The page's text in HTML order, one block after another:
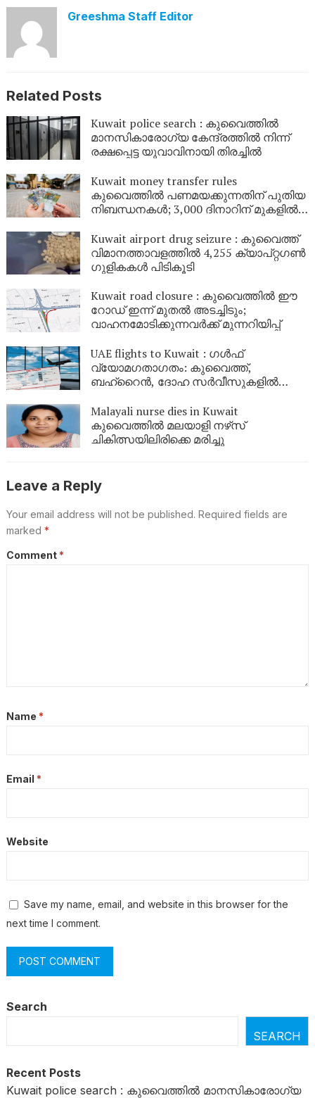
Greeshma Staff Editor
Related Posts
Kuwait police search : കുവൈത്തിൽ
മാനസികാരോഗ്യ കേന്ദ്രത്തിൽ നിന്ന്
രക്ഷപ്പെട്ട യുവാവിനായി തിരച്ചിൽ
Kuwait money transfer rules
കുവൈത്തിൽ പണമയക്കുന്നതിന് പുതിയ
നിബന്ധനകൾ; 3,000 ദിനാറിന് മുകളിൽ
Kuwait airport drug seizure : കുവൈത്ത്
വിമാനത്താവളത്തിൽ 4,255 ക്യാപ്റ്റഗൺ
ഗുളികകൾ പിടികൂടി
Kuwait road closure : കുവൈത്തിൽ ഈ
റോഡ് ഇന്ന് മുതൽ അടച്ചിടും;
വാഹനമോടിക്കുന്നവർക്ക് മുന്നറിയിപ്പ്
UAE flights to Kuwait : ഗൾഫ്
വ്യോമഗതാഗതം: കുവൈത്ത്,
ബഹ്റൈൻ, ദോഹ സർവീസുകളിൽ
പാലിക്കണം
Malayali nurse dies in Kuwait
കുവൈത്തിൽ മലയാളി നഴ്‌സ്
ചികിത്സയിലിരിക്കെ മരിച്ചു
Leave a Reply
Your email address will not be published. Required fields are
marked *
Comment *
Name *
Email *
Website
Save my name, email, and website in this browser for the
next time I comment.
Search
SEARCH
Recent Posts
Kuwait police search : കുവൈത്തിൽ മാനസികാരോഗ്യ